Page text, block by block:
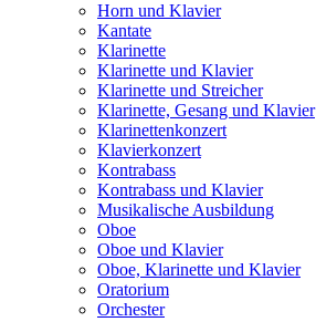
Horn und Klavier
Kantate
Klarinette
Klarinette und Klavier
Klarinette und Streicher
Klarinette, Gesang und Klavier
Klarinettenkonzert
Klavierkonzert
Kontrabass
Kontrabass und Klavier
Musikalische Ausbildung
Oboe
Oboe und Klavier
Oboe, Klarinette und Klavier
Oratorium
Orchester